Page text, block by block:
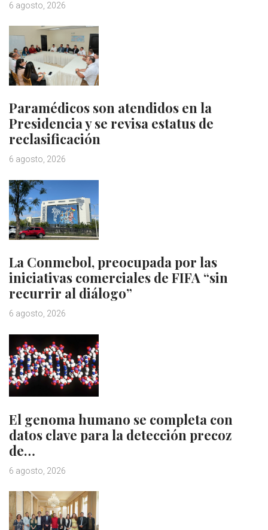
6 agosto, 2026
Paramédicos son atendidos en la
Presidencia y se revisa estatus de
reclasificación
6 agosto, 2026
La Conmebol, preocupada por las
iniciativas comerciales de FIFA “sin
recurrir al diálogo”
6 agosto, 2026
El genoma humano se completa con
datos clave para la detección precoz
de…
6 agosto, 2026